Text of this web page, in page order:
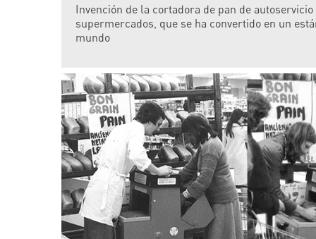
Invención de la cortadora de pan de
supermercados, que se ha convertido en un
mundo